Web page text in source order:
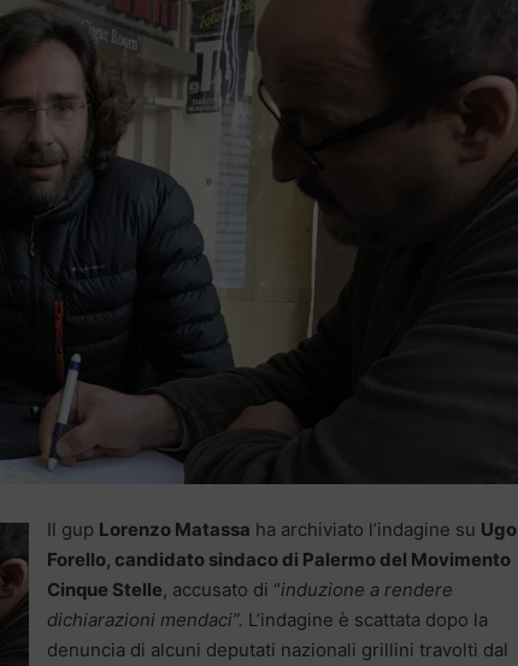
Il gup Lorenzo Matassa ha archiviato l’indagine su Ugo
Forello, candidato sindaco di Palermo del Movimento
Cinque Stelle, accusato di “induzione a rendere
dichiarazioni mendaci”. L’indagine è scattata dopo la
denuncia di alcuni deputati nazionali grillini travolti dal